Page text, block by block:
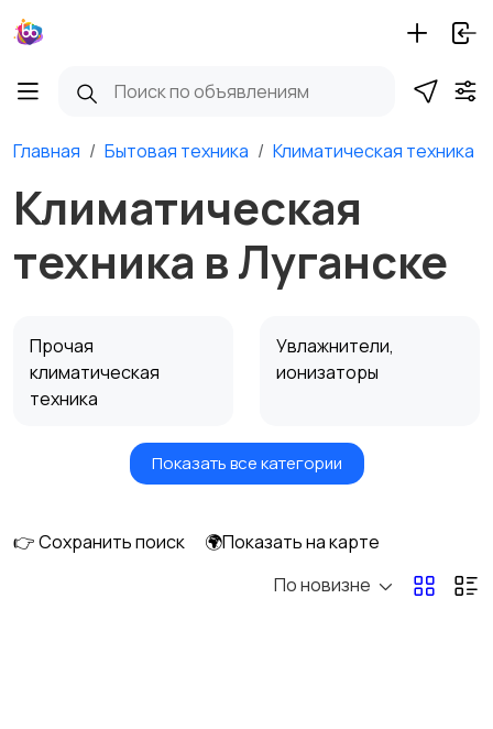
Главная Бытовая техника Климатическая техника
Климатическая
техника в Луганске
Прочая
климатическая
техника
Увлажнители,
ионизаторы
Вентиляторы Обогреватели
Кондиционеры и
Показать все категории
👉 Сохранить поиск
🌍Показать на карте
По новизне